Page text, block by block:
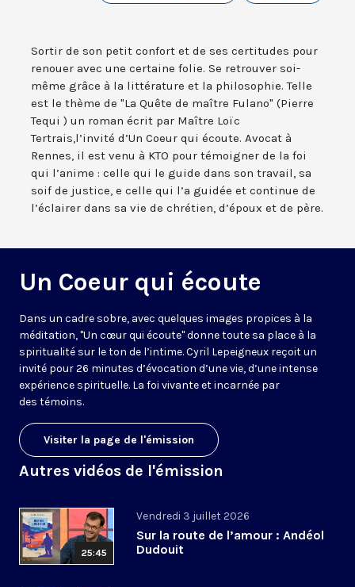
Sortir de son petit confort et de ses certitudes pour
renouer avec une certaine folie. Se retrouver soi-
même grâce à la littérature et la philosophie. Telle
est le thème de "La Quête de maître Fulano" (Pierre
Tequi ) un roman écrit par Maître Loïc
Tertrais,l’invité d’Un Coeur qui écoute. Avocat à
Rennes, il est venu à KTO pour témoigner de la foi
qui l’anime : celle qui le guide dans son travail, sa
soif de justice, e celle qui l’a guidée et continue de
l’éclairer dans sa vie de chrétien, d’époux et de père.
Un Coeur qui écoute
Dans un cadre sobre, avec quelques images propices à la
méditation, "Un cœur qui écoute" donne toute sa place à la
spiritualité sur le ton de l’intime. Cyril Lepeigneux reçoit un
invité pour 26 minutes d’évocation d’une vie, d’une intense
expérience spirituelle. La foi vivante et incarnée par
des témoins.
Visiter la page de l'émission
Autres vidéos de l'émission
25:45
Vendredi 3 juillet 2026
Sur la route de l’amour : Andéol
Dudouit